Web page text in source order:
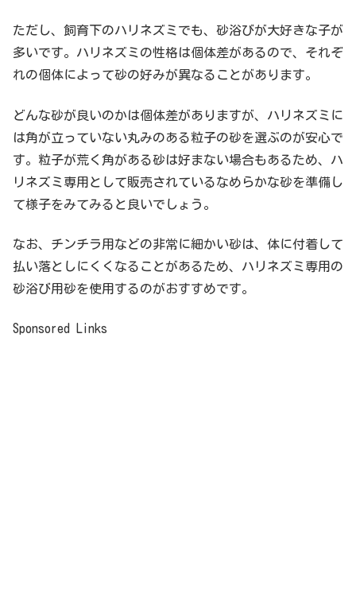
ただし、飼育下のハリネズミでも、砂浴びが大好きな子が
多いです。ハリネズミの性格は個体差があるので、それぞ
れの個体によって砂の好みが異なることがあります。
どんな砂が良いのかは個体差がありますが、ハリネズミに
は角が立っていない丸みのある粒子の砂を選ぶのが安心で
す。粒子が荒く角がある砂は好まない場合もあるため、ハ
リネズミ専用として販売されているなめらかな砂を準備し
て様子をみてみると良いでしょう。
なお、チンチラ用などの非常に細かい砂は、体に付着して
払い落としにくくなることがあるため、ハリネズミ専用の
砂浴び用砂を使用するのがおすすめです。
Sponsored Links